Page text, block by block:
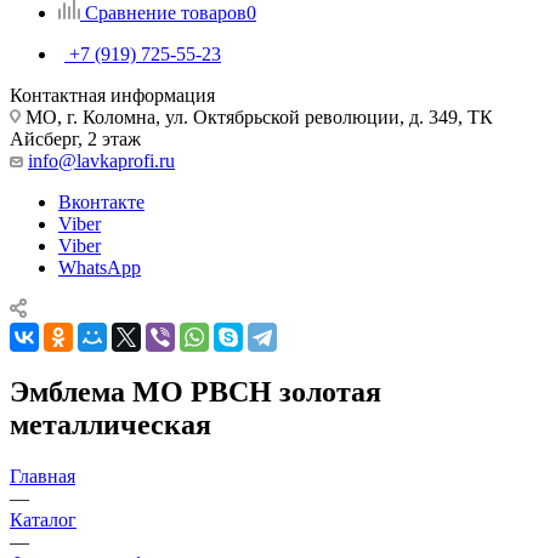
Сравнение товаров0
+7 (919) 725-55-23
Контактная информация
МО, г. Коломна, ул. Октябрьской революции, д. 349, ТК
Айсберг, 2 этаж
info@lavkaprofi.ru
Вконтакте
Viber
Viber
WhatsApp
Эмблема МО РВСН золотая
металлическая
Главная
—
Каталог
—